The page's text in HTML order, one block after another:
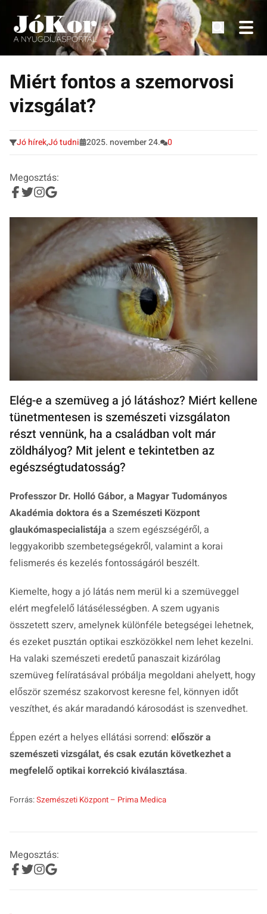
Tovább
tartalomra
Tudnivalók, érdekességek idősek számára.
Miért fontos a szemorvosi
vizsgálat?
Jó hírek,Jó tudni 2025. november 24. 0
Megosztás:
Elég-e a szemüveg a jó látáshoz? Miért kellene
tünetmentesen is szemészeti vizsgálaton
részt vennünk, ha a családban volt már
zöldhályog? Mit jelent e tekintetben az
egészségtudatosság?
Professzor Dr. Holló Gábor, a Magyar Tudományos
Akadémia doktora és a Szemészeti Központ
glaukómaspecialistája a szem egészségéről, a
leggyakoribb szembetegségekről, valamint a korai
felismerés és kezelés fontosságáról beszélt.
Kiemelte, hogy a jó látás nem merül ki a szemüveggel
elért megfelelő látásélességben. A szem ugyanis
összetett szerv, amelynek különféle betegségei lehetnek,
és ezeket pusztán optikai eszközökkel nem lehet kezelni.
Ha valaki szemészeti eredetű panaszait kizárólag
szemüveg felíratásával próbálja megoldani ahelyett, hogy
először szemész szakorvost keresne fel, könnyen időt
veszíthet, és akár maradandó károsodást is szenvedhet.
Éppen ezért a helyes ellátási sorrend: először a
szemészeti vizsgálat, és csak ezután következhet a
megfelelő optikai korrekció kiválasztása.
Forrás:Szemészeti Központ – Prima Medica
Megosztás: